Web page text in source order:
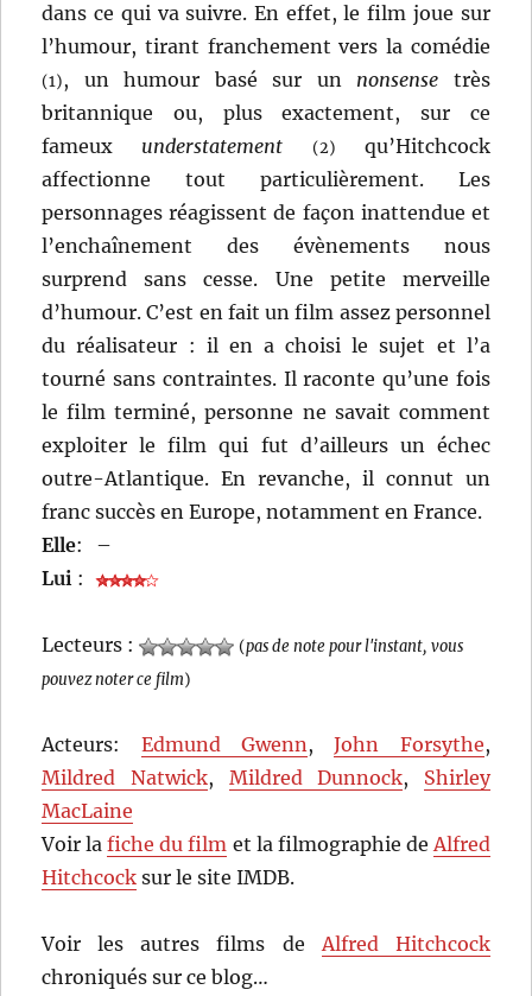
dans ce qui va suivre. En effet, le film joue sur
l’humour, tirant franchement vers la comédie
(1), un humour basé sur un nonsense très
britannique ou, plus exactement, sur ce
fameux understatement (2)
qu’Hitchcock
affectionne tout particulièrement. Les
personnages réagissent de façon inattendue et
l’enchaînement des évènements nous
surprend sans cesse. Une petite merveille
d’humour. C’est en fait un film assez personnel
du réalisateur : il en a choisi le sujet et l’a
tourné sans contraintes. Il raconte qu’une fois
le film terminé, personne ne savait comment
exploiter le film qui fut d’ailleurs un échec
outre-Atlantique. En revanche, il connut un
franc succès en Europe, notamment en France.
Elle:
–
Lui :
Lecteurs : (pas de note pour l'instant, vous
pouvez noter ce film)
Acteurs: Edmund Gwenn,John Forsythe,
Mildred Natwick, Mildred Dunnock, Shirley
MacLaine
Voir lafiche du film et la filmographie deAlfred
Hitchcock sur le site IMDB.
Voir les autres films deAlfred Hitchcock
chroniqués sur ce blog…